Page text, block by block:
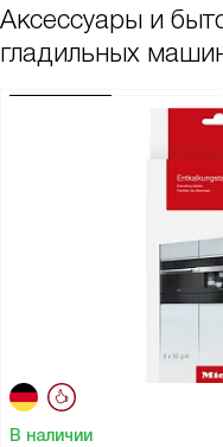
Аксессуары и
гладильных
В наличии